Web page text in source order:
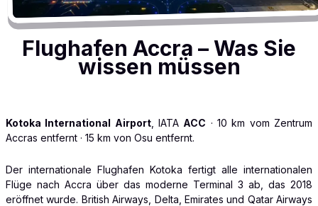
Flughafen Accra – Was Sie
wissen müssen
Kotoka International Airport, IATA ACC · 10 km vom Zentrum
Accras entfernt · 15 km von Osu entfernt.
Der internationale Flughafen Kotoka fertigt alle internationalen
Flüge nach Accra über das moderne Terminal 3 ab, das 2018
eröffnet wurde. British Airways, Delta, Emirates und Qatar Airways